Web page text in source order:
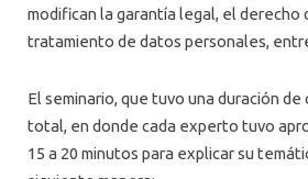
modifican la garantía legal, el derecho
tratamiento de datos personales,
El seminario, que tuvo una duración de
total, en donde cada experto tuvo
15 a 20 minutos para explicar su